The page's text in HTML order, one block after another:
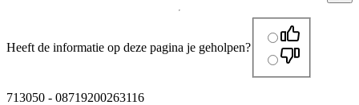
Heeft de informatie op deze pagina je geholpen?
713050 - 08719200263116